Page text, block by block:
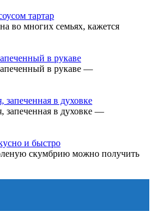
тартар
во многих семьях, кажется
в рукаве
в рукаве —
в духовке
запеченная в духовке —
и быстро
скумбрию можно получить